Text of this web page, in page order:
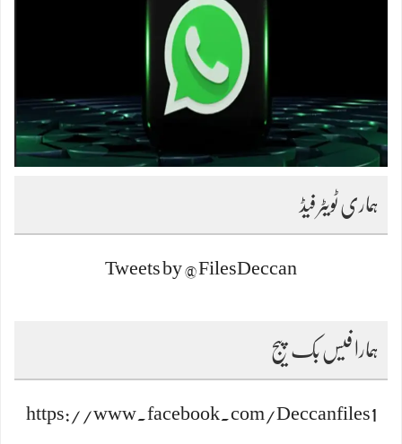
ہماری ٹویٹر فیڈ
Tweets by @FilesDeccan
ہمارا فیس بک پیج
https://www.facebook.com/Deccanfiles1